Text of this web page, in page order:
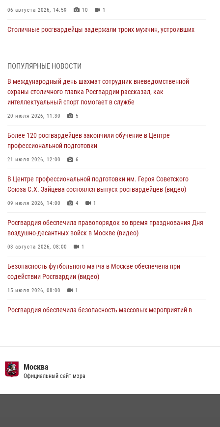
06 августа 2026, 14:59 10 1
Столичные росгвардейцы задержали троих мужчин, устроивших
матче в Москве обеспечила Росгвардия (видео)
06 августа 2026, 08:30
Столичные росгвардейцы задержали мужчину, устроившего дебош
05 августа 2026, 12:39
Московские росгвардейцы обеспечили безопасность проведения
05 августа 2026, 12:35
Делегация МВД Республики Беларусь ознакомилась с передовыми
04 августа 2026, 18:16 5
ПОПУЛЯРНЫЕ НОВОСТИ
В международный день шахмат сотрудник вневедомственной
охраны столичного главка Росгвардии рассказал, как
интеллектуальный спорт помогает в службе
20 июля 2026, 11:30 5
Более 120 росгвардейцев закончили обучение в Центре
профессиональной подготовки
21 июля 2026, 12:00 6
В Центре профессиональной подготовки им. Героя Советского
Союза С.Х. Зайцева состоялся выпуск росгвардейцев (видео)
09 июля 2026, 14:00 4 1
Росгвардия обеспечила правопорядок во время празднования Дня
воздушно-десантных войск в Москве (видео)
03 августа 2026, 08:00 1
Безопасность футбольного матча в Москве обеспечена при
содействии Росгвардии (видео)
15 июля 2026, 08:00 1
Росгвардия обеспечила безопасность массовых мероприятий в
чемпионат по самбо (виео)
15 июля 2026, 14:00 8
Москва
Официальный сайт мэра